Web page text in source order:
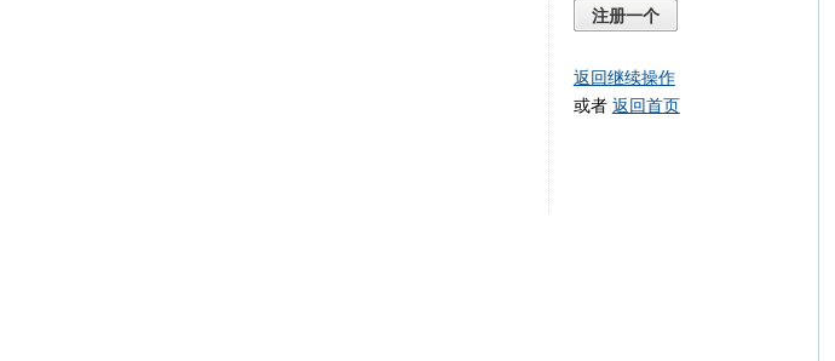
注册一个
返回继续操作
或者 返回首页